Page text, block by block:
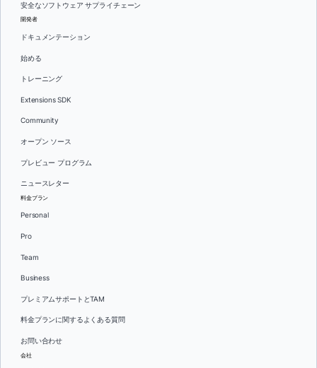
安全なソフトウェア サプライチェーン
開発者
ドキュメンテーション
始める
トレーニング
Extensions SDK
Community
オープン ソース
プレビュー プログラム
ニュースレター
料金プラン
Personal
Pro
Team
Business
プレミアムサポートとTAM
料金プランに関するよくある質問
お問い合わせ
会社